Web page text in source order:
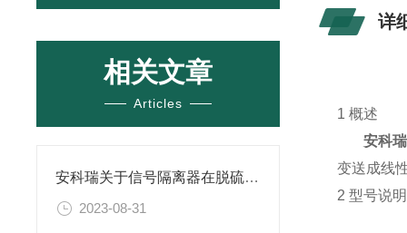
相关文章
Articles
安科瑞关于信号隔离器在脱硫脱硝PLC控制系统中的应用
2023-08-31
详
1 概述
安科
变送成线
2 型号说明